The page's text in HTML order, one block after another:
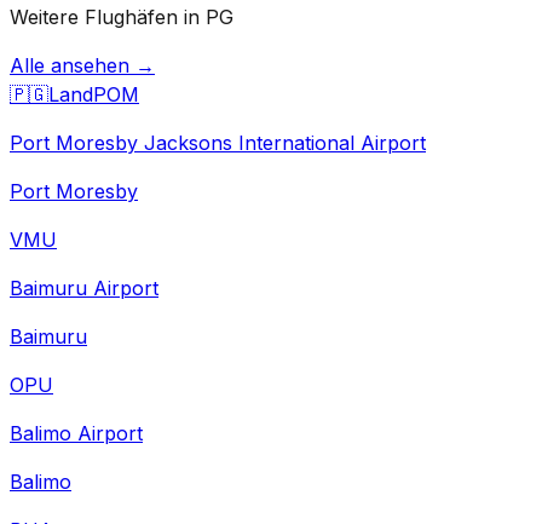
Weitere Flughäfen in PG
Alle ansehen →
🇵🇬LandPOM
Port Moresby Jacksons International Airport
Port Moresby
VMU
Baimuru Airport
Baimuru
OPU
Balimo Airport
Balimo